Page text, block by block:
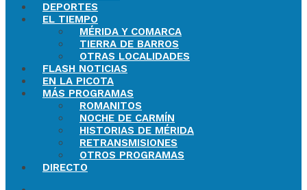
DEPORTES
EL TIEMPO
MÉRIDA Y COMARCA
TIERRA DE BARROS
OTRAS LOCALIDADES
FLASH NOTICIAS
EN LA PICOTA
MÁS PROGRAMAS
ROMANITOS
NOCHE DE CARMÍN
HISTORIAS DE MÉRIDA
RETRANSMISIONES
OTROS PROGRAMAS
DIRECTO